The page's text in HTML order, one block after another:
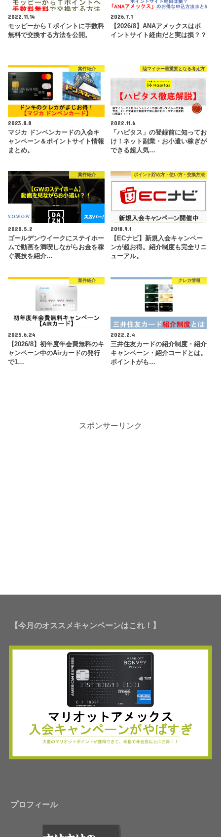
2022.11.14
モッピーからＴポイントに手数料
無料で交換する方法を公開。
2026.7.1
【2026/8】ANAアメックスはポ
イントサイト経由だと実は損？？
案件紹介
2023.8.8
マジカ ドンペンカードの入会キ
ャンペーン＆ポイントサイト情報
まとめ。
陸マイラー最重要となる考え方
2022.11.6
「ハピタス」の登録前に知ってお
け！ネット副業・お小遣い稼ぎが
できる超人気…
案件紹介
2020.5.2
ゴールデンウイークにステイホー
ムで動画を満喫しながらお金を稼
ぐ裏技を紹介…
ポイント貯め方・使い方・交換方法
2018.9.1
【ECナビ】新規入会キャンペー
ンが超お得。紹介制度も完全リニ
ューアル。
案件紹介
2025.6.24
【2026/8】初年度年会費無料のキ
ャンペーン中のAirカードの発行
で1…
クレカ情報
2022.2.4
三井住友カードの紹介制度・紹介
キャンペーン・紹介コードとは。
ポイントがも…
スポンサーリンク
【今月のオススメキャンペーンはこれ！】
プロフィール